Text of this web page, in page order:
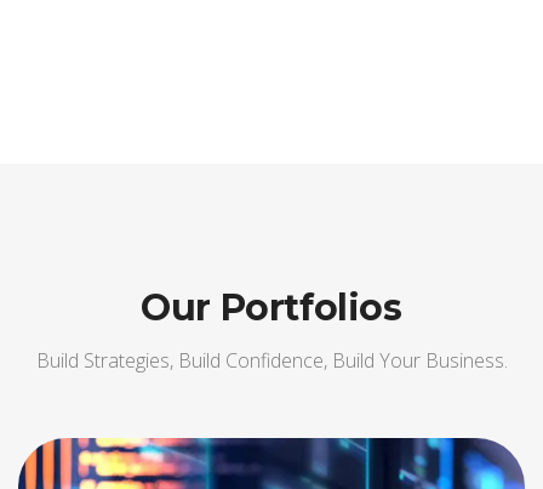
Our Portfolios
Build Strategies, Build Confidence, Build Your Business.